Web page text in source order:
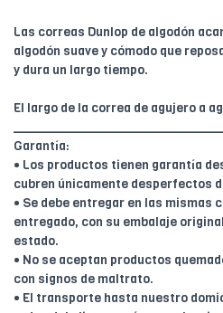
Las correas Dunlop de algodón
algodón suave y cómodo que
y dura un largo tiempo.
El largo de la correa de agujero a
Garantía:
• Los productos tienen garantía
cubren únicamente desperfectos
• Se debe entregar en las mismas
entregado, con su embalaje
estado.
• No se aceptan productos
con signos de maltrato.
• El transporte hasta nuestro